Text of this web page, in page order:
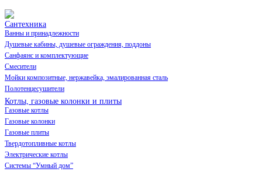
Сантехника
Ванны и принадлежности
Душевые кабины, душевые ограждения, поддоны
Санфаянс и комплектующие
Смесители
Мойки композитные, нержавейка, эмалированная сталь
Полотенцесушители
Котлы, газовые колонки и плиты
Газовые котлы
Газовые колонки
Газовые плиты
Твердотопливные котлы
Электрические котлы
Системы “Умный дом”